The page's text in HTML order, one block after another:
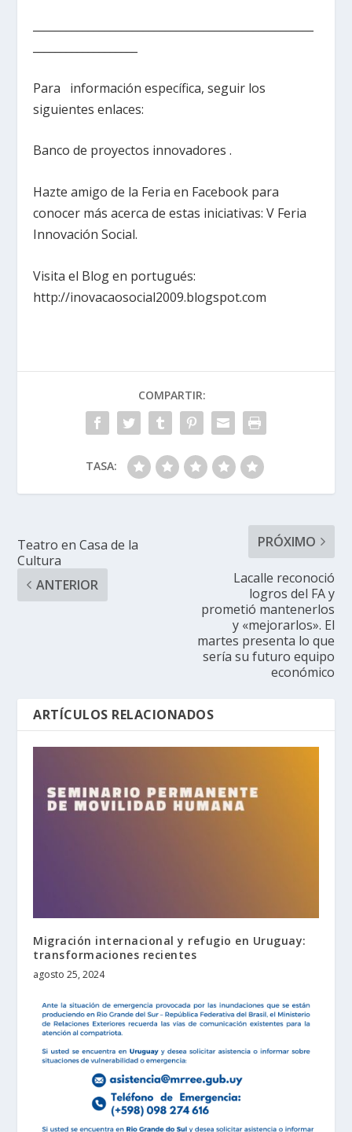
Para información específica, seguir los
siguientes enlaces:
Banco de proyectos innovadores .
Hazte amigo de la Feria en Facebook para
conocer más acerca de estas iniciativas: V Feria
Innovación Social.
Visita el Blog en portugués:
http://inovacaosocial2009.blogspot.com
COMPARTIR:
TASA:
Teatro en Casa de la
Cultura
ANTERIOR
PRÓXIMO
Lacalle reconoció
logros del FA y
prometió mantenerlos
y «mejorarlos». El
martes presenta lo que
sería su futuro equipo
económico
ARTÍCULOS RELACIONADOS
Migración internacional y refugio en Uruguay:
transformaciones recientes
agosto 25, 2024